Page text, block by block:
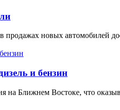
новых автомобилей
и бензин
на Ближнем Востоке, что